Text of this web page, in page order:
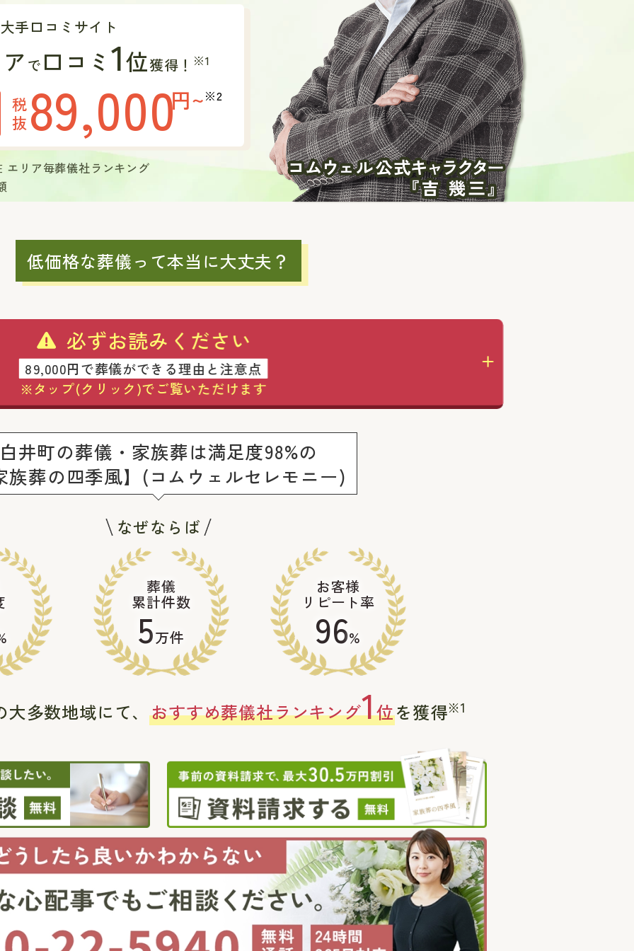
手口コミサイト
で 口コミ1位獲得！ ※1
税
抜 89,000円~※2
エリア毎葬儀社ランキング
低価格な葬儀って本当に大丈夫？
必ずお読みください
89,000円で葬儀ができる理由と注意点
※タップ(クリック)でご覧いただけます
井町の葬儀・家族葬は満足度98%の
族葬の四季風】(コムウェルセレモニー)
なぜならば
葬儀
累計件数
5万件
お客様
リピート率
96%
大多数地域にて、おすすめ葬儀社ランキング1位を獲得※1